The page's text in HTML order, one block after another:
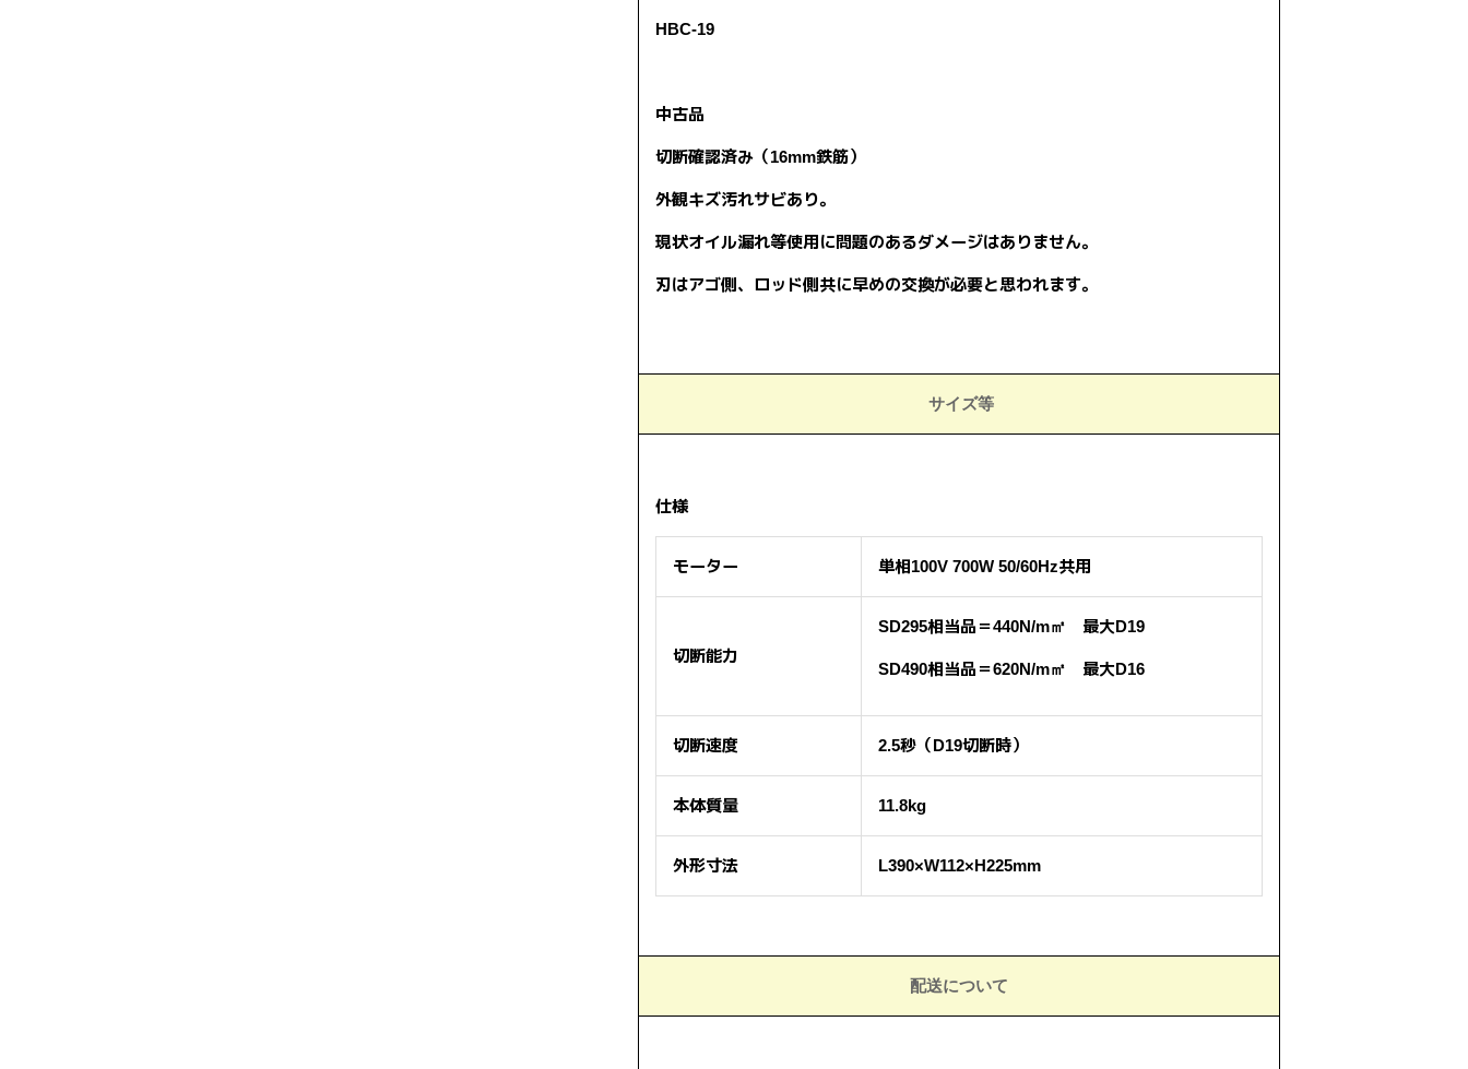
HBC-19
中古品
切断確認済み（16mm鉄筋）
外観キズ汚れサビあり。
現状オイル漏れ等使用に問題のあるダメージはありません。
刃はアゴ側、ロッド側共に早めの交換が必要と思われます。
サイズ等
仕様
モーター 単相100V 700W 50/60Hz共用
切断能力
SD295相当品＝440N/m㎡ 最大D19
SD490相当品＝620N/m㎡ 最大D16
切断速度 2.5秒（D19切断時）
本体質量 11.8kg
外形寸法 L390×W112×H225mm
配送について